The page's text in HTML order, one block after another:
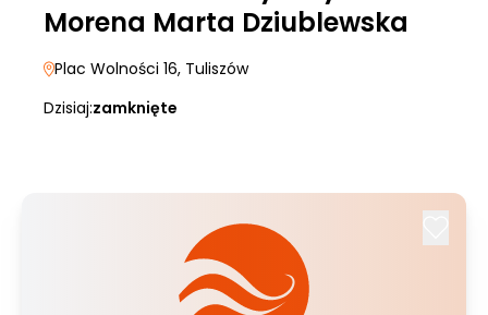
Morena Marta Dziublewska
Plac Wolności 16, Tuliszów
Dzisiaj:zamknięte